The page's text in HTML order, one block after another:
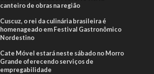
canteiro de obras na região
Cuscuz, o rei da culinária brasileira é
homenageado em Festival Gastronômico
Nordestino
Cate Móvel estará neste sábado no Morro
Grande oferecendo serviços de
empregabilidade